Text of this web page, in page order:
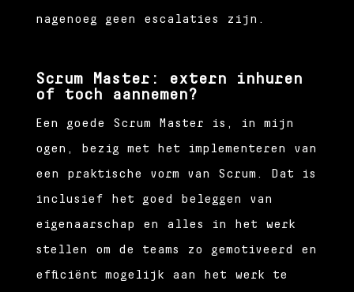
nagenoeg geen escalaties zijn.
Scrum Master: extern inhuren
of toch aannemen?
Een goede Scrum Master is, in mijn
ogen, bezig met het implementeren van
een praktische vorm van Scrum. Dat is
inclusief het goed beleggen van
eigenaarschap en alles in het werk
stellen om de teams zo gemotiveerd en
efficiënt mogelijk aan het werk te